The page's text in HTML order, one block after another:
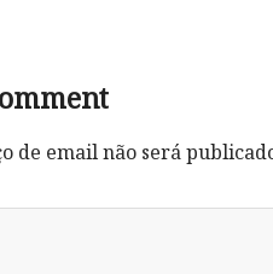
de email não será